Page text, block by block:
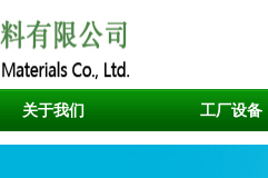
关于我们 工厂设备